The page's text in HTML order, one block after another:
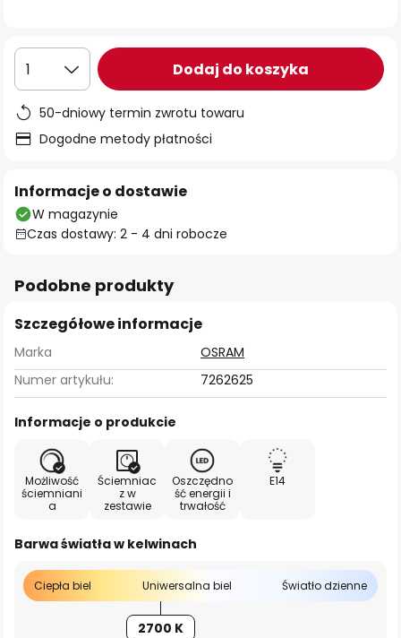
1 Dodaj do koszyka
50-dniowy termin zwrotu towaru
Dogodne metody płatności
Informacje o dostawie
W magazynie
Czas dostawy: 2 - 4 dni robocze
Podobne produkty
Szczegółowe informacje
Marka
OSRAM
Numer artykułu:
7262625
Informacje o produkcie
Możliwość
ściemniani
a
Ściemniac
z w
zestawie
Oszczędno
ść energii i
trwałość
E14
Barwa światła w kelwinach
Ciepła biel Uniwersalna biel Światło dzienne
2700 K